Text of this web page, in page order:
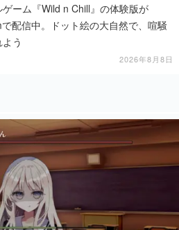
ゲーム『Wild n Chill』の体験版が
配信中。ドット絵の大自然で、喧騒
う
2026年8月8日